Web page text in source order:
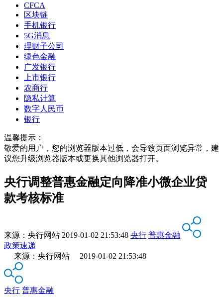
CFCA
区块链
手机银行
5G消息
理财子公司
绿色金融
广发银行
上市银行
农商行
隐私计算
数字人民币
银行
温馨提示：
敬爱的用户，您的浏览器版本过低，会导致页面浏览异常，建
议您升级浏览器版本或更换其他浏览器打开。
央行调整普惠金融定向降准小微企业贷
款考核标准
来源： 央行网站 2019-01-02 21:53:48 央行 普惠金融
政策速递
来源：央行网站 2019-01-02 21:53:48
央行 普惠金融